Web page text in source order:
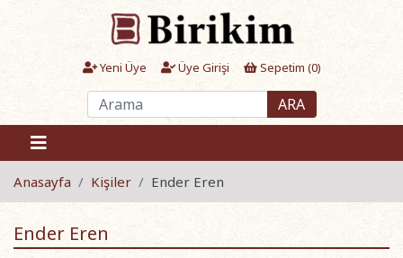
Yeni Üye Üye Girişi Sepetim (0)
ARA
Anasayfa Kişiler Ender Eren
Ender Eren